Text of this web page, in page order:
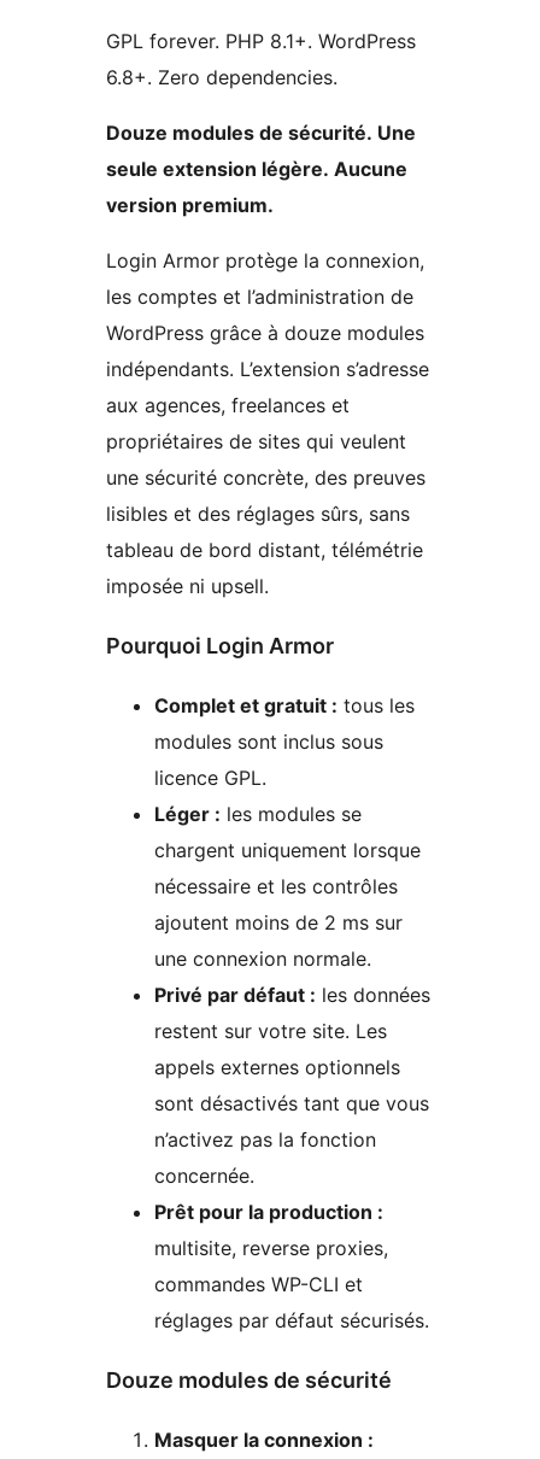
GPL forever. PHP 8.1+. WordPress
6.8+. Zero dependencies.
Douze modules de sécurité. Une
seule extension légère. Aucune
version premium.
Login Armor protège la connexion,
les comptes et l’administration de
WordPress grâce à douze modules
indépendants. L’extension s’adresse
aux agences, freelances et
propriétaires de sites qui veulent
une sécurité concrète, des preuves
lisibles et des réglages sûrs, sans
tableau de bord distant, télémétrie
imposée ni upsell.
Pourquoi Login Armor
Complet et gratuit : tous les
modules sont inclus sous
licence GPL.
Léger : les modules se
chargent uniquement lorsque
nécessaire et les contrôles
ajoutent moins de 2 ms sur
une connexion normale.
Privé par défaut : les données
restent sur votre site. Les
appels externes optionnels
sont désactivés tant que vous
n’activez pas la fonction
concernée.
Prêt pour la production :
multisite, reverse proxies,
commandes WP-CLI et
réglages par défaut sécurisés.
Douze modules de sécurité
Masquer la connexion :